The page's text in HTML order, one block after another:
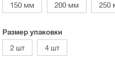
150 мм 200 мм 250
Размер упаковки
2 шт
4 шт